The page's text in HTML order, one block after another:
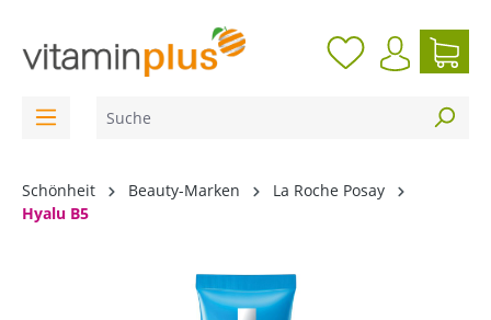
Schönheit Beauty-Marken
La Roche Posay
Hyalu B5